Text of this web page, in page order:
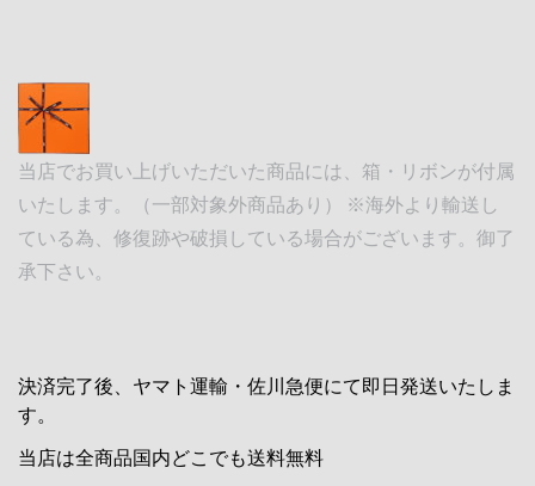
当店でお買い上げいただいた商品には、箱・リボンが付属
いたします。（一部対象外商品あり） ※海外より輸送し
ている為、修復跡や破損している場合がございます。御了
承下さい。
決済完了後、ヤマト運輸・佐川急便にて即日発送いたしま
す。
当店は全商品国内どこでも送料無料